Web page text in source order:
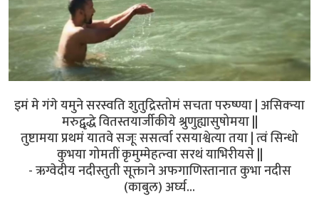
इमं मे गंगे यमुने सरस्वति शुतुद्रिस्तोमं सचता परुष्ण्या | असिक्न्या
मरुद्वृद्धे वितस्तयार्जीकीये श्रुणुह्यासुषोमया ||
तुष्टामया प्रथमं यातवे सजूः ससर्त्वा रसयाश्वेत्या तया | त्वं सिन्धो
कुभया गोमतीं कृमुम्मेहत्न्वा सरथं याभिरीयसे ||
- ऋग्वेदीय नदीस्तुती सूक्ताने अफगाणिस्तानात कुभा नदीस
(काबुल) अर्घ्य...